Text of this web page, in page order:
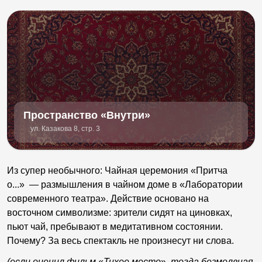
Пространство «Внутри»
ул. Казакова 8, стр. 3
Из супер необычного: Чайная церемония «Притча
о...» — размышления в чайном доме в «Лаборатории
современного театра». Действие основано на
восточном символизме: зрители сидят на циновках,
пьют чай, пребывают в медитативном состоянии.
Почему? За весь спектакль не произнесут ни слова.